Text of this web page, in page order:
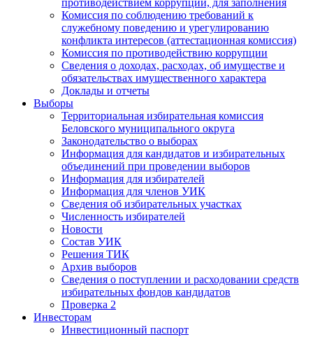
противодействием коррупции, для заполнения
Комиссия по соблюдению требований к
служебному поведению и урегулированию
конфликта интересов (аттестационная комиссия)
Комиссия по противодействию коррупции
Сведения о доходах, расходах, об имуществе и
обязательствах имущественного характера
Доклады и отчеты
Выборы
Территориальная избирательная комиссия
Беловского муниципального округа
Законодательство о выборах
Информация для кандидатов и избирательных
объединений при проведении выборов
Информация для избирателей
Информация для членов УИК
Сведения об избирательных участках
Численность избирателей
Новости
Состав УИК
Решения ТИК
Архив выборов
Сведения о поступлении и расходовании средств
избирательных фондов кандидатов
Проверка 2
Инвесторам
Инвестиционный паспорт